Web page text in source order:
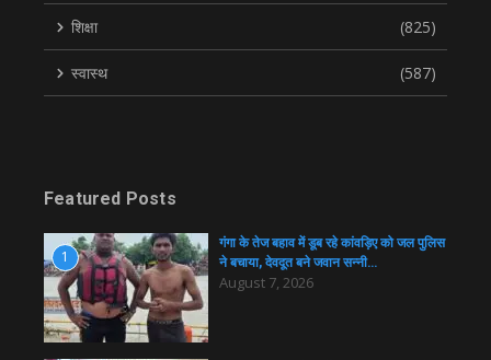
शिक्षा (825)
स्वास्थ (587)
Featured Posts
1
गंगा के तेज बहाव में डूब रहे कांवड़िए को जल पुलिस
ने बचाया, देवदूत बने जवान सन्नी…
August 7, 2026